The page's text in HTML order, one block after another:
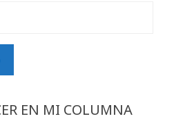
EN MI COLUMNA